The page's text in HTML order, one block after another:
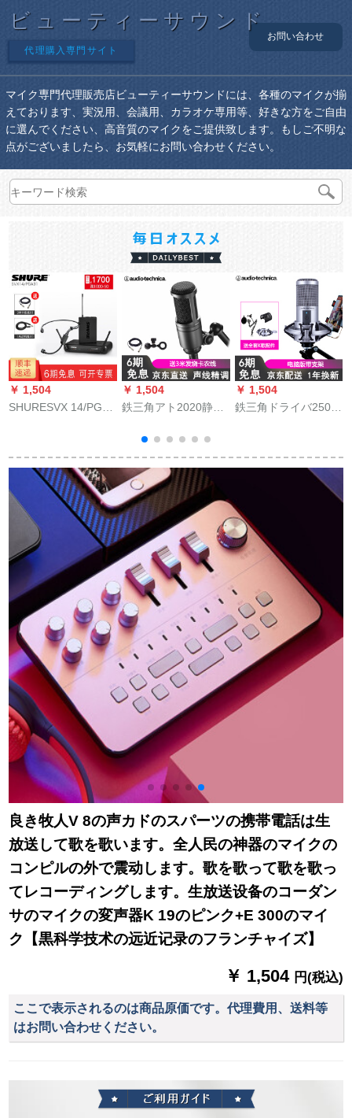
ビューティーサウンド
代理購入専門サイト
お問い合わせ
マイク専門代理販売店ビューティーサウンドには、各種のマイクが揃
えております、実況用、会議用、カラオケ専用等、好きな方をご自由
に選んでください、高音質のマイクをご提供致します。もしご不明な
点がございましたら、お気軽にお問い合わせください。
￥ 1,504
SHURESVX 14/PGA
出専门
￥ 1,504
鉄三角アト2020静電
はカラオケ生放送キ
ャスターで全セト録
音カードです。携帯
帯の電話のパソコで
通用する早手歌はマ
イク専用のマイクを
標準装備していま
す。
￥ 1,504
鉄三角ドライバ250
ケ录音パソコ専门门
マイクギタ神器ラジ
オの吹替え录音歌设
备のキーパーが歌を
うたうパソコン版サ
ポトラックトラック
良き牧人V 8の声カドのスパーツの携帯電話は生
放送して歌を歌います。全人民の神器のマイクの
コンピルの外で震动します。歌を歌って歌を歌っ
てレコーディングします。生放送设备のコーダン
サのマイクの変声器K 19のピンク+E 300のマイ
ク【黒科学技术の远近记录のフランチャイズ】
￥ 1,504 円(税込)
ここで表示されるのは商品原価です。代理費用、送料等
はお問い合わせください。